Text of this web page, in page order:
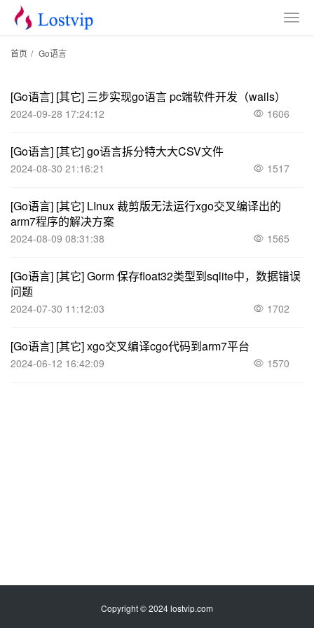
首页 / Go语言
[Go语言] [其它] 三步实现go语言 pc端软件开发（wails）
2024-09-28 17:24:12 1606
[Go语言] [其它]go语言拆分特大大CSV文件
2024-08-30 21:16:21 1517
[Go语言] [其它] LInux 裁剪版无法运行xgo交叉编译出的
arm7程序的解决方案
2024-08-09 08:31:38 1565
[Go语言] [其它]Gorm 保存float32类型到sqlite中，数据错误
问题
2024-07-30 11:12:03 1702
[Go语言] [其它]xgo交叉编译cgo代码到arm7平台
2024-06-12 16:42:09 1570
Copyright © 2024 lostvip.com